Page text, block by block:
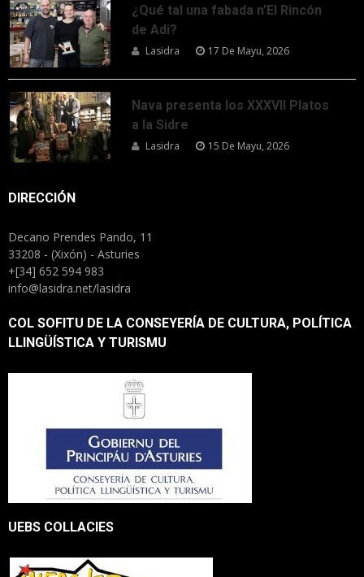
¿Qué tal una fabada n’El Rincón
de Adi?
Lasidra 17 De Mayu, 2026
Nava presenta los XXXVII Platos
a la Sidre
Lasidra 15 De Mayu, 2026
DIRECCIÓN
Decano Prendes Pando, 11
33208 - (Xixón) - Asturies
+[34] 652 594 983
info@lasidra.net/lasidra
COL SOFITU DE LA CONSEYERÍA DE CULTURA, POLÍTICA
LLINGÜÍSTICA Y TURISMU
UEBS COLLACIES